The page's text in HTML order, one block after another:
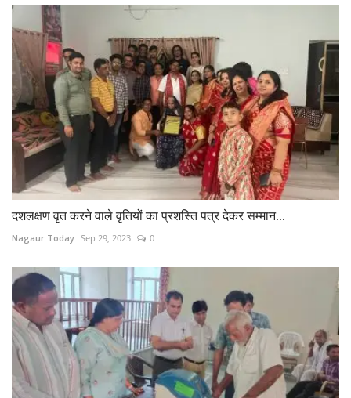
दशलक्षण वृत करने वाले वृतियों का प्रशस्ति पत्र देकर सम्मान...
Nagaur Today Sep 29, 2023 0